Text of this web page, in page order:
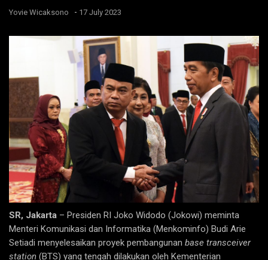
Yovie Wicaksono - 17 July 2023
SR, Jakarta – Presiden RI Joko Widodo (Jokowi) meminta
Menteri Komunikasi dan Informatika (Menkominfo) Budi Arie
Setiadi menyelesaikan proyek pembangunan base transceiver
station (BTS) yang tengah dilakukan oleh Kementerian